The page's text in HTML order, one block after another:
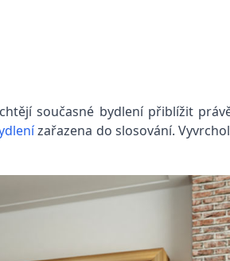
současné bydlení přiblížit
zařazena do slosování.